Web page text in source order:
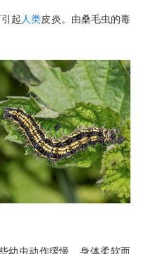
起 人类皮炎。由桑毛虫的毒
幼虫动作缓慢、身体柔软而